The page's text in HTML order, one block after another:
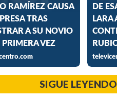
SIGUE LEYENDO